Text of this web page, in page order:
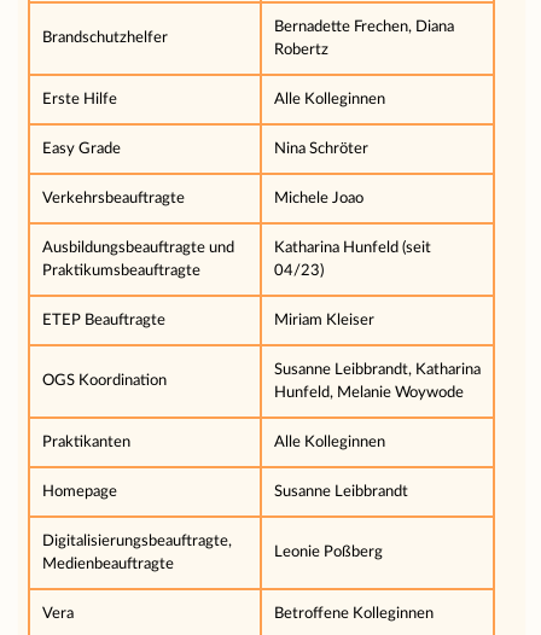
Brandschutzhelfer
Bernadette Frechen, Diana
Robertz
Erste Hilfe Alle Kolleginnen
Easy Grade Nina Schröter
Verkehrsbeauftragte Michele Joao
Ausbildungsbeauftragte und
Praktikumsbeauftragte
Katharina Hunfeld (seit
04/23)
ETEP Beauftragte Miriam Kleiser
OGS Koordination
Susanne Leibbrandt, Katharina
Hunfeld, Melanie Woywode
Praktikanten Alle Kolleginnen
Homepage Susanne Leibbrandt
Digitalisierungsbeauftragte,
Medienbeauftragte
Leonie Poßberg
Vera Betroffene Kolleginnen